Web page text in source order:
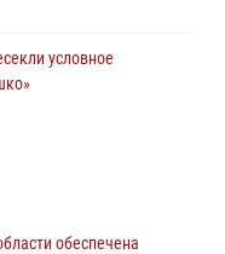
условное
обеспечена